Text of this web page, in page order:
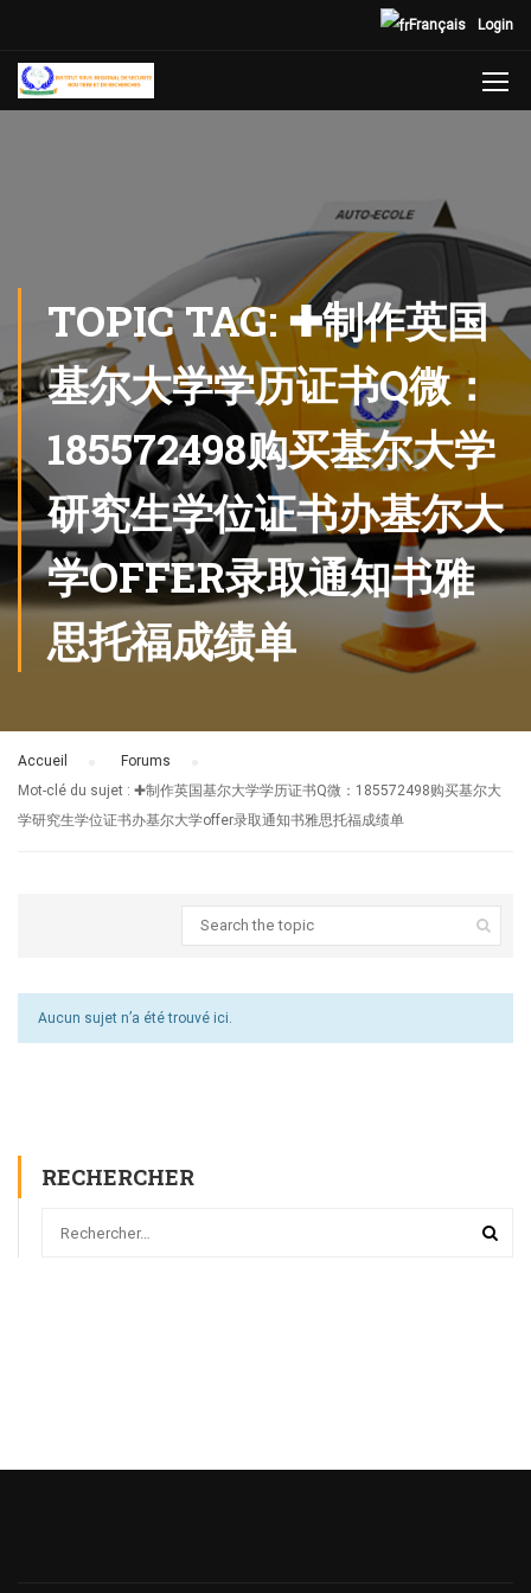
Login
Français
TOPIC TAG: ✚制作英国
基尔大学学历证书Q微：
185572498购买基尔大学
研究生学位证书办基尔大
学OFFER录取通知书雅
思托福成绩单
Accueil Forums
Mot-clé du sujet : ✚制作英国基尔大学学历证书Q微：185572498购买基尔大
学研究生学位证书办基尔大学offer录取通知书雅思托福成绩单
Aucun sujet n’a été trouvé ici.
RECHERCHER